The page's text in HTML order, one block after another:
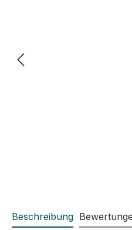
Beschreibung